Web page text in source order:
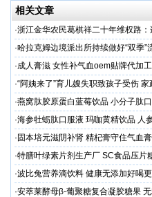
相关文章
·浙江金华农民葛棋祥二十年维权路
基层治理困局
·哈拉克姆边境派出所持续做好“双季”
作
·成人膏滋 女性补气血oem贴牌代加
·“阿姨来了”育儿嫂失职致孩子受伤
困难
·燕窝肽胶原蛋白蓝莓饮品 小分子肽
·海参牡蛎肽口服液 玛咖黄精饮品 人
· 固本培元滋阴补肾 精杞膏守住气血
·特膳叶绿素片剂生产厂 SC食品压片
·波比兔营养滴饮料 健康无添加好喝
·安萃莱酵母β-葡聚糖复合凝胶糖果